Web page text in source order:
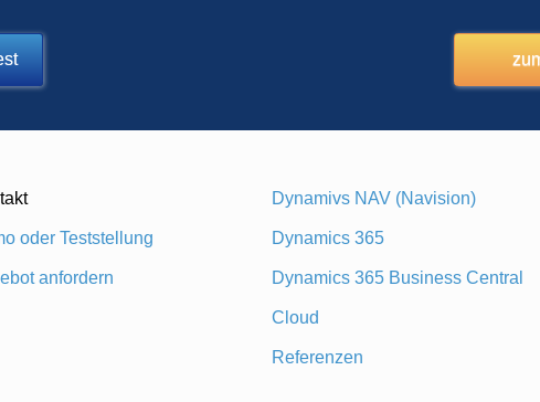
oder Teststellung
anfordern
Dynamivs NAV (Navision)
Dynamics 365
Dynamics 365 Business Central
Cloud
Referenzen